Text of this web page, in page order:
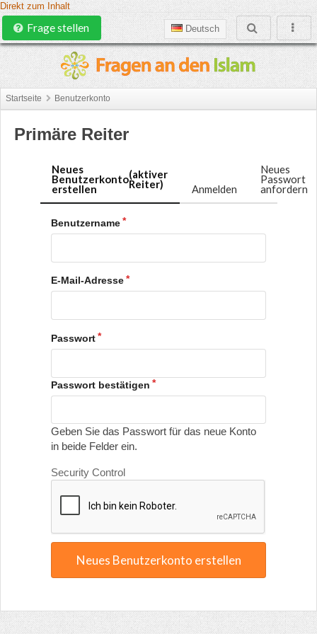
Direkt zum Inhalt
Deutsch
Frage stellen
Startseite Benutzerkonto
Primäre Reiter
Neues
Benutzerkonto
erstellen
(aktiver
Reiter) Anmelden
Neues
Passwort
anfordern
Benutzername
E-Mail-Adresse
Passwort
Passwort bestätigen
Geben Sie das Passwort für das neue Konto
in beide Felder ein.
Security Control